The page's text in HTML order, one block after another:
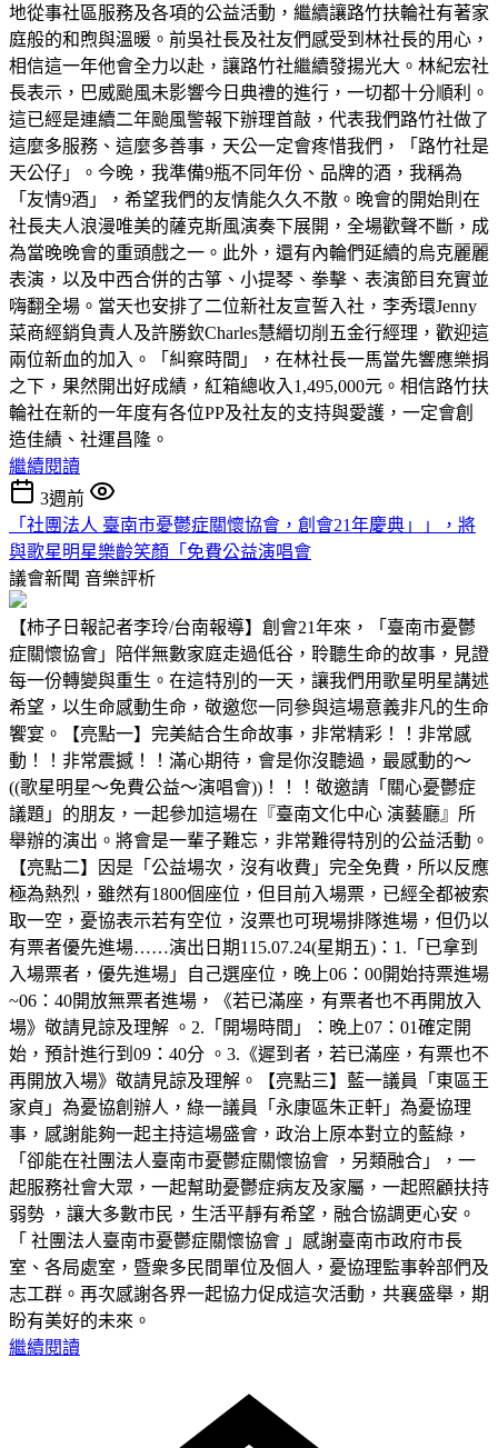
地從事社區服務及各項的公益活動，繼續讓路竹扶輪社有著家
庭般的和煦與溫暖。前吳社長及社友們感受到林社長的用心，
相信這一年他會全力以赴，讓路竹社繼續發揚光大。林紀宏社
長表示，巴威颱風未影響今日典禮的進行，一切都十分順利。
這已經是連續二年颱風警報下辦理首敲，代表我們路竹社做了
這麼多服務、這麼多善事，天公一定會疼惜我們，「路竹社是
天公仔」。今晚，我準備9瓶不同年份、品牌的酒，我稱為
「友情9酒」，希望我們的友情能久久不散。晚會的開始則在
社長夫人浪漫唯美的薩克斯風演奏下展開，全場歡聲不斷，成
為當晚晚會的重頭戲之一。此外，還有內輪們延續的烏克麗麗
表演，以及中西合併的古箏、小提琴、拳擊、表演節目充實並
嗨翻全場。當天也安排了二位新社友宣誓入社，李秀環Jenny
菜商經銷負責人及許勝欽Charles慧縉切削五金行經理，歡迎這
兩位新血的加入。「糾察時間」，在林社長一馬當先響應樂捐
之下，果然開出好成績，紅箱總收入1,495,000元。相信路竹扶
輪社在新的一年度有各位PP及社友的支持與愛護，一定會創
造佳績、社運昌隆。
繼續閱讀
3週前
「社團法人 臺南市憂鬱症關懷協會，創會21年慶典」」，將
與歌星明星樂齡笑顏「免費公益演唱會
議會新聞 音樂評析
【柿子日報記者李玲/台南報導】創會21年來，「臺南市憂鬱
症關懷協會」陪伴無數家庭走過低谷，聆聽生命的故事，見證
每一份轉變與重生。在這特別的一天，讓我們用歌星明星講述
希望，以生命感動生命，敬邀您一同參與這場意義非凡的生命
饗宴。【亮點一】完美結合生命故事，非常精彩！！非常感
動！！非常震撼！！滿心期待，會是你沒聽過，最感動的～
((歌星明星～免費公益～演唱會))！！！敬邀請「關心憂鬱症
議題」的朋友，一起參加這場在『臺南文化中心 演藝廳』所
舉辦的演出。將會是一輩子難忘，非常難得特別的公益活動。
【亮點二】因是「公益場次，沒有收費」完全免費，所以反應
極為熱烈，雖然有1800個座位，但目前入場票，已經全都被索
取一空，憂協表示若有空位，沒票也可現場排隊進場，但仍以
有票者優先進場……演出日期115.07.24(星期五)：1.「已拿到
入場票者，優先進場」自己選座位，晚上06：00開始持票進場
~06：40開放無票者進場，《若已滿座，有票者也不再開放入
場》敬請見諒及理解 。2.「開場時間」：晚上07：01確定開
始，預計進行到09：40分 。3.《遲到者，若已滿座，有票也不
再開放入場》敬請見諒及理解。【亮點三】藍一議員「東區王
家貞」為憂協創辦人，綠一議員「永康區朱正軒」為憂協理
事，感謝能夠一起主持這場盛會，政治上原本對立的藍綠，
「卻能在社團法人臺南市憂鬱症關懷協會 ，另類融合」，一
起服務社會大眾，一起幫助憂鬱症病友及家屬，一起照顧扶持
弱勢 ，讓大多數市民，生活平靜有希望，融合協調更心安。
「 社團法人臺南市憂鬱症關懷協會 」感謝臺南市政府市長
室、各局處室，暨衆多民間單位及個人，憂協理監事幹部們及
志工群。再次感謝各界一起協力促成這次活動，共襄盛舉，期
盼有美好的未來。
繼續閱讀